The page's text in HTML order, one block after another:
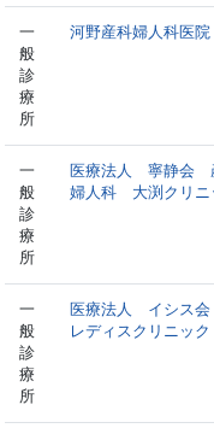
一
般
診
療
所
河野産科婦人科医院
一
般
診
療
所
医療法人 寧静会
婦人科 大渕クリニ
一
般
診
療
所
医療法人 イシス
レディスクリニック